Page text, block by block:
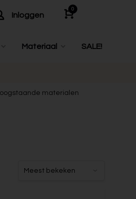
Inloggen
0
Materiaal SALE!
materialen